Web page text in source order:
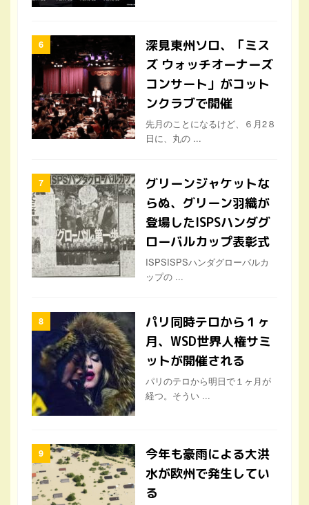
深見東州ソロ、「ミス
ズ ウォッチオーナーズ
コンサート」がコット
ンクラブで開催
先月のことになるけど、６月2８
日に、丸の ...
グリーンジャケットな
らぬ、グリーン羽織が
登場したISPSハンダグ
ローバルカップ表彰式
ISPSISPSハンダグローバルカ
ップの ...
パリ同時テロから１ヶ
月、WSD世界人権サミ
ットが開催される
パリのテロから明日で１ヶ月が
経つ。そうい ...
今年も豪雨による大洪
水が欧州で発生してい
る